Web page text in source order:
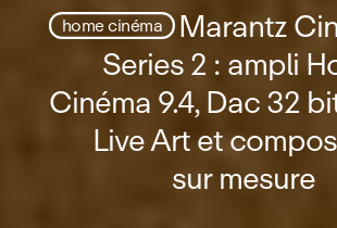
home cinéma Marantz
Series 2 : ampli
Cinéma 9.4, Dac 32
Live Art et
sur mesure